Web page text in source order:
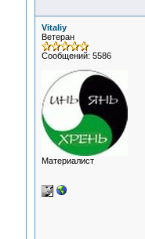
Vitaliy
Ветеран
Сообщений: 5586
Материалист